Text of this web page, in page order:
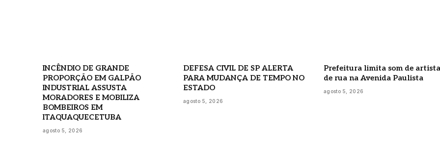
INCÊNDIO DE GRANDE
PROPORÇÃO EM GALPÃO
INDUSTRIAL ASSUSTA
MORADORES E MOBILIZA
BOMBEIROS EM
ITAQUAQUECETUBA
agosto 5, 2026
DEFESA CIVIL DE SP ALERTA
PARA MUDANÇA DE TEMPO NO
ESTADO
agosto 5, 2026
Prefeitura limita som de
de rua na Avenida Paulista
agosto 5, 2026